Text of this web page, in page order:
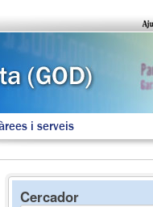
i serveis
Cercador